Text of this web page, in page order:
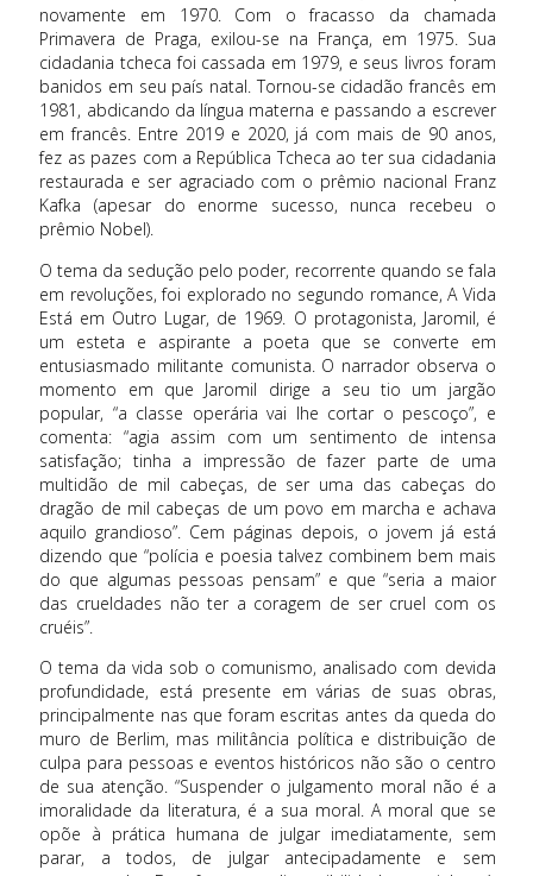
novamente em 1970. Com o fracasso da chamada
Primavera de Praga, exilou-se na França, em 1975. Sua
cidadania tcheca foi cassada em 1979, e seus livros foram
banidos em seu país natal. Tornou-se cidadão francês em
1981, abdicando da língua materna e passando a escrever
em francês. Entre 2019 e 2020, já com mais de 90 anos,
fez as pazes com a República Tcheca ao ter sua cidadania
restaurada e ser agraciado com o prêmio nacional Franz
Kafka (apesar do enorme sucesso, nunca recebeu o
prêmio Nobel).
O tema da sedução pelo poder, recorrente quando se fala
em revoluções, foi explorado no segundo romance, A Vida
Está em Outro Lugar, de 1969. O protagonista, Jaromil, é
um esteta e aspirante a poeta que se converte em
entusiasmado militante comunista. O narrador observa o
momento em que Jaromil dirige a seu tio um jargão
popular, “a classe operária vai lhe cortar o pescoço”, e
comenta: “agia assim com um sentimento de intensa
satisfação; tinha a impressão de fazer parte de uma
multidão de mil cabeças, de ser uma das cabeças do
dragão de mil cabeças de um povo em marcha e achava
aquilo grandioso”. Cem páginas depois, o jovem já está
dizendo que “polícia e poesia talvez combinem bem mais
do que algumas pessoas pensam” e que “seria a maior
das crueldades não ter a coragem de ser cruel com os
cruéis”.
O tema da vida sob o comunismo, analisado com devida
profundidade, está presente em várias de suas obras,
principalmente nas que foram escritas antes da queda do
muro de Berlim, mas militância política e distribuição de
culpa para pessoas e eventos históricos não são o centro
de sua atenção. “Suspender o julgamento moral não é a
imoralidade da literatura, é a sua moral. A moral que se
opõe à prática humana de julgar imediatamente, sem
parar, a todos, de julgar antecipadamente e sem